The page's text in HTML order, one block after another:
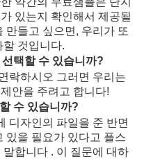
있는지 확인해서 제공될
만들고 싶으면, 우리가 또
것입니다.
택할 수 있습니까?
락하시오 그러면 우리는
안을 주려고 합니다!
수 있습니까?
디자인의 파일을 준 반면
있을 필요가 있다고 플스
합니다 . 이 질문에 대하